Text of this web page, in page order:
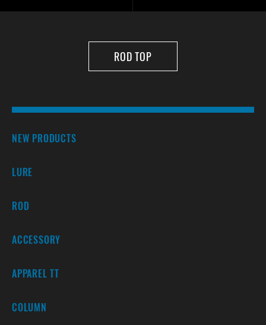
ROD TOP
NEW PRODUCTS
LURE
ROD
ACCESSORY
APPAREL TT
COLUMN